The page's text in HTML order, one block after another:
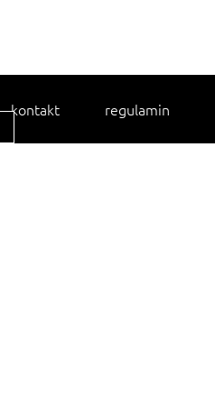
kontakt regulamin